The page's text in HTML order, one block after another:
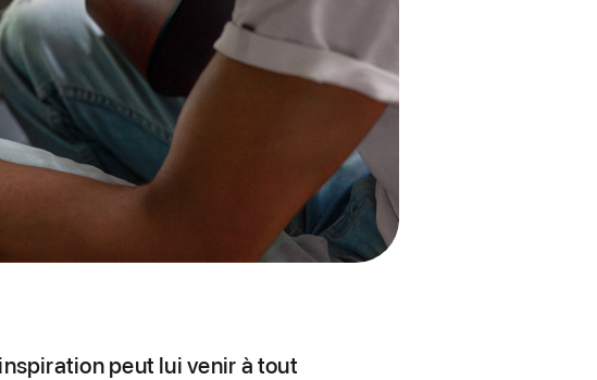
peut lui venir à tout